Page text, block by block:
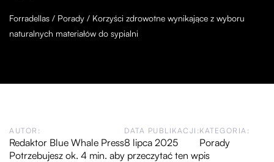
Forradellas / Porady / Korzyści zdrowotne wynikające z wyboru
naturalnych materiałów do sypialni
AUTOR:
Redaktor Blue Whale Press
DATA PUBLIKACJI:
8 lipca 2025
KATEGORIA:
Porady
Potrzebujesz ok. 4 min. aby przeczytać ten wpis